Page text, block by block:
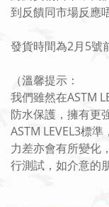
到反饋同市場反應
發貨時間為2月5號
（溫馨提示：
我們雖然在ASTM
防水保護，擁有更
ASTM LEVEL3標
力差亦會有所變化
行測試，如介意的